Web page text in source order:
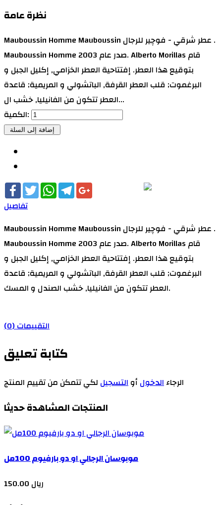
نظرة عامة
Mauboussin Homme Mauboussin عطر شرقي - فوچير للرجال .
Mauboussin Homme صدر عام 2003. Alberto Morillas قام
بتوقيع هذا العطر. إفتتاحية العطر الخزامي, إكليل الجبل و
البرغموت; قلب العطر القرفة, الباتشولي و المريمية; قاعدة
العطر تتكون من الفانيليا, خشب ال...
الكمية:
Facebook
TwitterWhatsApp
Telegram
تفاصيل
Mauboussin Homme Mauboussin عطر شرقي - فوچير للرجال .
Mauboussin Homme صدر عام 2003. Alberto Morillas قام
بتوقيع هذا العطر. إفتتاحية العطر الخزامي, إكليل الجبل و
البرغموت; قلب العطر القرفة, الباتشولي و المريمية; قاعدة
العطر تتكون من الفانيليا, خشب الصندل و المسك.
التقييمات (0)
كتابة تعليق
الرجاءالدخولأوالتسجيل لكي تتمكن من تقييم المنتج
المنتجات المشاهدة حديثا
موبوسان الرجالي او دو بارفيوم 100مل
150.00 ريال